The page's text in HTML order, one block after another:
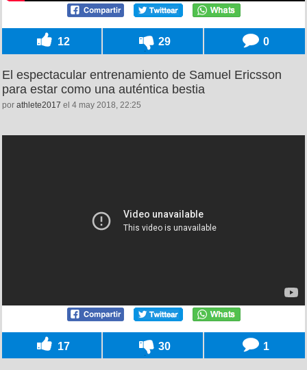
12 29 0
El espectacular entrenamiento de Samuel Ericsson
para estar como una auténtica bestia
por athlete2017 el 4 may 2018, 22:25
17 30 1